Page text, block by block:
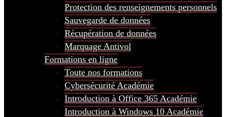
Protection des renseignements personnels
Sauvegarde de données
Récupération de données
Marquage Antivol
Formations en ligne
Toute nos formations
Cybersécurité Académie
Introduction à Office 365 Académie
Introduction à Windows 10 Académie